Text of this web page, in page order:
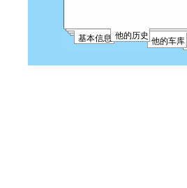
基本信息 他的历史
他的车库